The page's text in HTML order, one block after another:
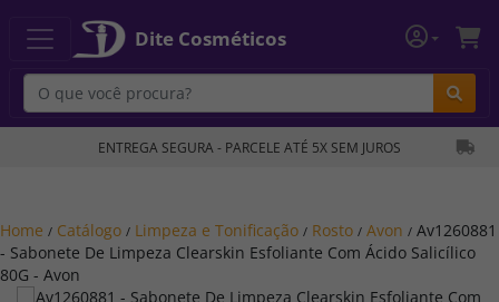
Dite Cosméticos
ENTREGA SEGURA - PARCELE ATÉ 5X SEM JUROS
Home / Catálogo / Limpeza e Tonificação / Rosto / Avon / Av1260881
- Sabonete De Limpeza Clearskin Esfoliante Com Ácido Salicílico
80G - Avon